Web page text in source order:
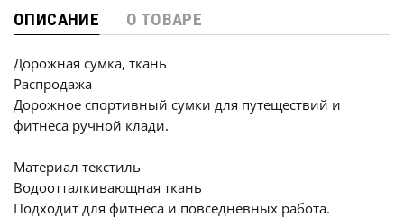
ОПИСАНИЕ О ТОВАРЕ
Дорожная сумка, ткань
Распродажа
Дорожное спортивный сумки для путеществий и
фитнеса ручной клади.
Материал текстиль
Водоотталкивающная ткань
Подходит для фитнеса и повседневных работа.